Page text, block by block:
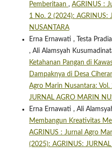
Pemberitaan , AGRINUS :
1 No. 2 (2024): AGRINUS:
NUSANTARA
Erna Ernawati , Testa
, Ali Alamsyah
Ketahanan Pangan di
Dampaknya di Desa
Agro Marin Nusantara:
JURNAL AGRO MARIN
Erna Ernawati , Ali
Membangun Kreativitas
AGRINUS : Jurnal Agro
(2025): AGRINUS: